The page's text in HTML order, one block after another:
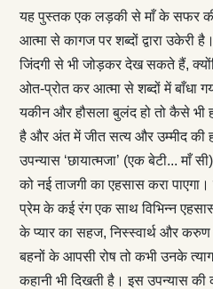
यह पुस्तक एक लड़की से माँ के सफर की
आत्मा से कागज पर शब्दों द्वारा उकेरी
जिंदगी से भी जोड़कर देख सकते हैं,
ओत-प्रोत कर आत्मा से शब्दों में बाँधा
यकीन और हौसला बुलंद हो तो कैसे भी
है और अंत में जीत सत्य और उम्मीद की
उपन्यास ‘छायात्मजा’ (एक बेटी... माँ
को नई ताजगी का एहसास करा
प्रेम के कई रंग एक साथ विभिन्न
के प्यार का सहज, निस्स्वार्थ और करुण
बहनों के आपसी रोष तो कभी उनके
कहानी भी दिखती है। इस उपन्यास